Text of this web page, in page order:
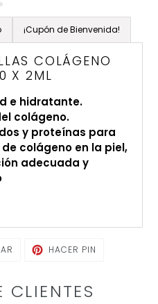
¡Cupón de Bienvenida!
COLÁGENO
X 2ML
e hidratante.
colágeno.
y proteínas para
colágeno en la piel,
adecuada y
TUITEARHACER PIN
CLIENTES